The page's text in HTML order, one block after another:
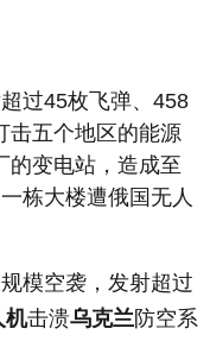
过45枚飞弹、458
击五个地区的能源
的变电站，造成至
栋大楼遭俄国无人
模空袭，发射超过
机击溃乌克兰防空系